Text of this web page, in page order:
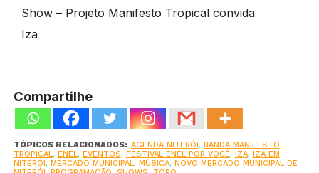
Show – Projeto Manifesto Tropical convida
Iza
Compartilhe
TÓPICOS RELACIONADOS: AGENDA NITERÓI , BANDA MANIFESTO
TROPICAL, ENEL, EVENTOS, FESTIVAL ENEL POR VOCÊ, IZA,
IZA EM
NITERÓI , MERCADO MUNICIPAL, MÚSICA, NOVO MERCADO MUNICIPAL DE